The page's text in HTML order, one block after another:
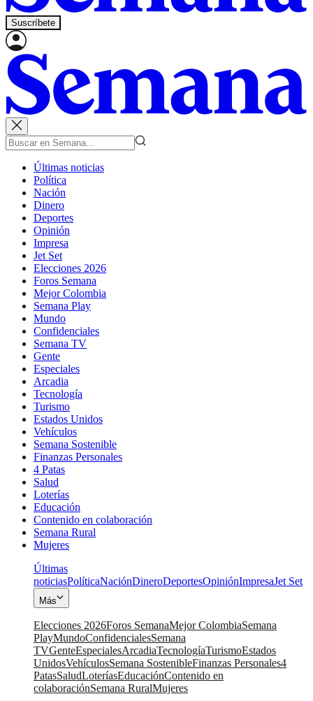
Suscríbete
Últimas noticias
Política
Nación
Dinero
Deportes
Opinión
Impresa
Jet Set
Elecciones 2026
Foros Semana
Mejor Colombia
Semana Play
Mundo
Confidenciales
Semana TV
Gente
Especiales
Arcadia
Tecnología
Turismo
Estados Unidos
Vehículos
Semana Sostenible
Finanzas Personales
4 Patas
Salud
Loterías
Educación
Contenido en colaboración
Semana Rural
Mujeres
Últimas
noticiasPolíticaNaciónDineroDeportesOpiniónImpresaJet Set
Más
Elecciones 2026Foros SemanaMejor ColombiaSemana
PlayMundoConfidencialesSemana
TVGenteEspecialesArcadiaTecnologíaTurismoEstados
UnidosVehículosSemana SostenibleFinanzas Personales4
PatasSaludLoteríasEducaciónContenido en
colaboraciónSemana RuralMujeres